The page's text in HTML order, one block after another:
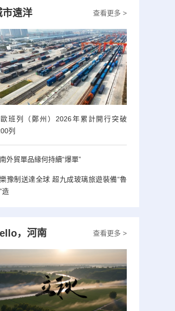
查看更多 >
市遠洋
班列（鄭州）2026年累計開行突破
列
外貿單品緣何持續“爆單”
豫制送達全球 超九成玻璃旅遊裝備“魯
造
查看更多 >
，河南